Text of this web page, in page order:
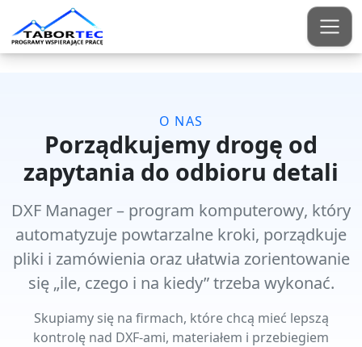
O NAS
KONTAKT
O NAS
Porządkujemy drogę od
zapytania do odbioru detali
DXF Manager – program komputerowy, który
automatyzuje powtarzalne kroki, porządkuje
pliki i zamówienia oraz ułatwia zorientowanie
się „ile, czego i na kiedy” trzeba wykonać.
Skupiamy się na firmach, które chcą mieć lepszą
kontrolę nad DXF-ami, materiałem i przebiegiem